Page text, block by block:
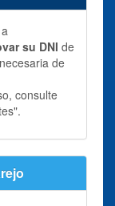
su DNI de
de
consulte